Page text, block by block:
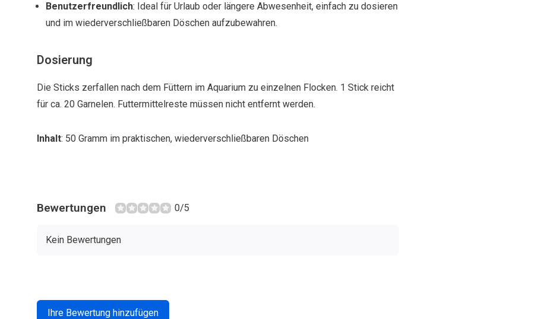
Benutzerfreundlich: Ideal für Urlaub oder längere Abwesenheit, einfach zu dosieren
und im wiederverschließbaren Döschen aufzubewahren.
Dosierung
Die Sticks zerfallen nach dem Füttern im Aquarium zu einzelnen Flocken. 1 Stick reicht
für ca. 20 Garnelen. Futtermittelreste müssen nicht entfernt werden.
Inhalt: 50 Gramm im praktischen, wiederverschließbaren Döschen
Bewertungen 0/5
Kein Bewertungen
Ihre Bewertung hinzufügen